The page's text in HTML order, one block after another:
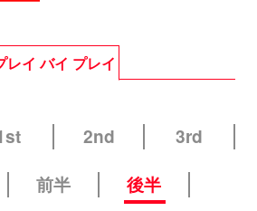
レイ バイ プレイ
2nd
3rd
前半 後半